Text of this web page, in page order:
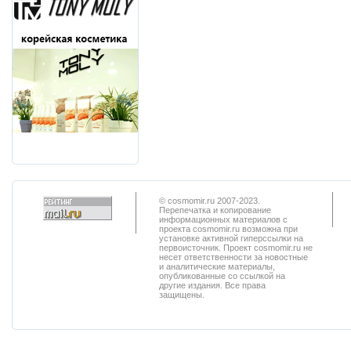
© cosmomir.ru 2007-2023.
Перепечатка и копирование
информационных материалов с
проекта cosmomir.ru возможна при
установке активной гиперссылки на
первоисточник. Проект cosmomir.ru не
несет ответственности за новостные
и аналитические материалы,
опубликованные со ссылкой на
другие издания. Все права
защищены.